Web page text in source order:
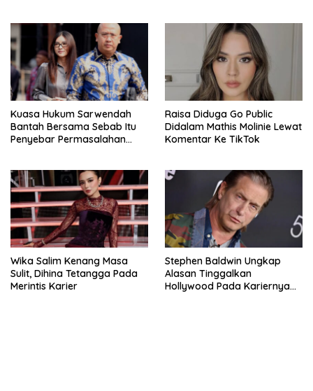
Kuasa Hukum Sarwendah
Bantah Bersama Sebab Itu
Penyebar Permasalahan
Raisa Diduga Go Public
Didalam Mathis Molinie Lewat
Komentar Ke TikTok
Wika Salim Kenang Masa
Sulit, Dihina Tetangga Pada
Merintis Karier
Stephen Baldwin Ungkap
Alasan Tinggalkan
Hollywood Pada Kariernya